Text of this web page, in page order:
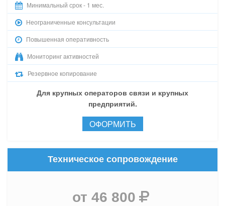
Минимальный срок - 1 мес.
Неограниченные консультации
Повышенная оперативность
Мониторинг активностей
Резервное копирование
Для крупных операторов связи и крупных
предприятий.
ОФОРМИТЬ
Техническое сопровождение
от 46 800